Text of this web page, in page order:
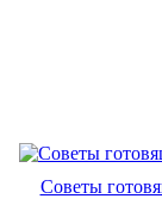
Советы